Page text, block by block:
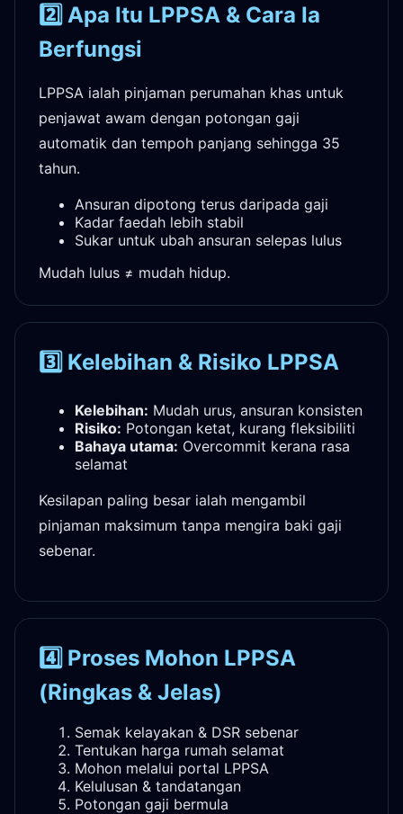
2️⃣ Apa Itu LPPSA & Cara Ia
Berfungsi
LPPSA ialah pinjaman perumahan khas untuk
penjawat awam dengan potongan gaji
automatik dan tempoh panjang sehingga 35
tahun.
Ansuran dipotong terus daripada gaji
Kadar faedah lebih stabil
Sukar untuk ubah ansuran selepas lulus
Mudah lulus ≠ mudah hidup.
3️⃣ Kelebihan & Risiko LPPSA
Kelebihan: Mudah urus, ansuran konsisten
Risiko: Potongan ketat, kurang fleksibiliti
Bahaya utama: Overcommit kerana rasa
selamat
Kesilapan paling besar ialah mengambil
pinjaman maksimum tanpa mengira baki gaji
sebenar.
4️⃣ Proses Mohon LPPSA
(Ringkas & Jelas)
Semak kelayakan & DSR sebenar
Tentukan harga rumah selamat
Mohon melalui portal LPPSA
Kelulusan & tandatangan
Potongan gaji bermula